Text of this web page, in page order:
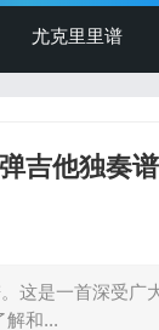
尤克里里谱
吉他独奏
这是一首深受广
解和...